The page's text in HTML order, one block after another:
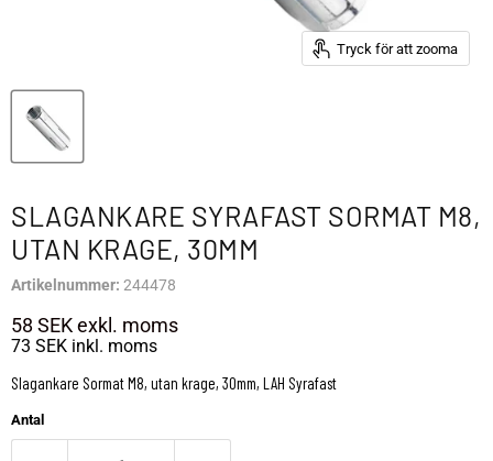
Tryck för att zooma
SLAGANKARE SYRAFAST SORMAT M8,
UTAN KRAGE, 30MM
Artikelnummer: 244478
58 SEKexkl. moms
73 SEK inkl. moms
Slagankare Sormat M8, utan krage, 30mm, LAH Syrafast
Antal